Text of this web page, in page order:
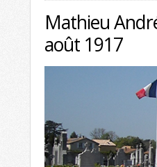
Mathieu
août 1917